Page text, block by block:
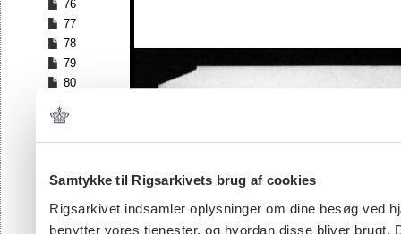
Samtykke til Rigsarkivets brug af cookies
Rigsarkivet indsamler oplysninger om dine besøg ved
benytter vores tjenester, og hvordan disse bliver
76
77
78
79
80
82
83
85
87